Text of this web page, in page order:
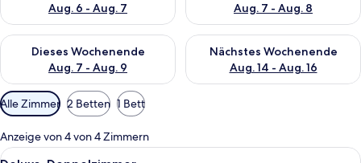
Aug. 6 - Aug. 7
Aug. 7 - Aug. 8
Dieses Wochenende
Aug. 7 - Aug. 9
Überprüfe die Verfügbarkeit für dieses Wochenende, Aug. 7
Nächstes Wochenende
Aug. 14 - Aug. 16
Überprüfe die Verfügbarkeit
Verfügbare
Filter
für
Zimmer
Alle Zimmer 2 Betten 1 Bett
Anzeige von 4 von 4 Zimmern
Alle
Ein Hotelzimmer mit einem Bett,